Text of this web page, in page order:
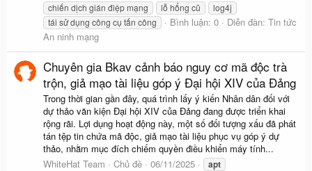
chiến dịch gián điệp mạng lỗ hổng cũ
log4j
tái sử dụng công cụ tấn công
Bình luận: 0 Diễn đàn: Tin tức
An ninh mạng
Chuyên gia Bkav cảnh báo nguy cơ mã độc trà
trộn, giả mạo tài liệu góp ý Đại hội XIV của Đảng
Trong thời gian gần đây, quá trình lấy ý kiến Nhân dân đối với
dự thảo văn kiện Đại hội XIV của Đảng đang được triển khai
rộng rãi. Lợi dụng hoạt động này, một số đối tượng xấu đã phát
tán tệp tin chứa mã độc, giả mạo tài liệu phục vụ góp ý dự
thảo, nhằm mục đích chiếm quyền điều khiển máy tính...
WhiteHat Team
Chủ đề 06/11/2025 apt